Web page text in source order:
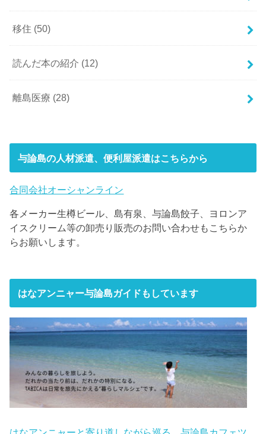
移住 (50)
読んだ本の紹介 (12)
離島医療 (28)
与論島の人材派遣、便利屋派遣はこちらから
合同会社オーシャンライン
各メーカー生樽ビール、島有泉、与論島餃子、ヨロンア
イスクリーム等の卸売り販売のお問い合わせもこちらか
らお願いします。
はなアンニャー与論島ガイドもしています